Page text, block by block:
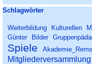
Block überspringen
Schlagwörter
Weiterbildung Kulturellen
Günter
Bilder
Spiele
Mitgliederversammlung